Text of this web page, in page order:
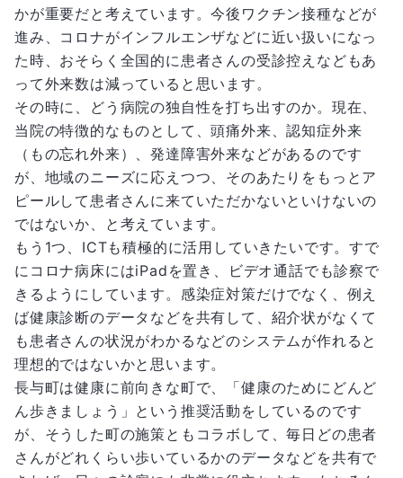
かが重要だと考えています。今後ワクチン接種などが
進み、コロナがインフルエンザなどに近い扱いになっ
た時、おそらく全国的に患者さんの受診控えなどもあ
って外来数は減っていると思います。
その時に、どう病院の独自性を打ち出すのか。現在、
当院の特徴的なものとして、頭痛外来、認知症外来
（もの忘れ外来）、発達障害外来などがあるのです
が、地域のニーズに応えつつ、そのあたりをもっとア
ピールして患者さんに来ていただかないといけないの
ではないか、と考えています。
もう1つ、ICTも積極的に活用していきたいです。すで
にコロナ病床にはiPadを置き、ビデオ通話でも診察で
きるようにしています。感染症対策だけでなく、例え
ば健康診断のデータなどを共有して、紹介状がなくて
も患者さんの状況がわかるなどのシステムが作れると
理想的ではないかと思います。
長与町は健康に前向きな町で、「健康のためにどんど
ん歩きましょう」という推奨活動をしているのです
が、そうした町の施策ともコラボして、毎日どの患者
さんがどれくらい歩いているかのデータなどを共有で